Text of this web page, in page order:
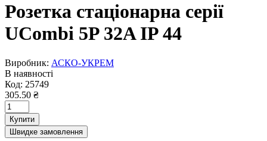
Розетка стаціонарна серії
UСombi 5P 32A IP 44
Виробник: АСКО-УКРЕМ
В наявності
Код: 25749
305.50 ₴
Купити
Швидке замовлення